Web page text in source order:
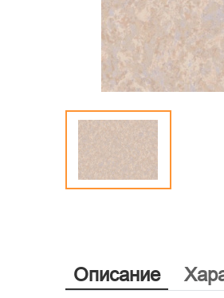
Описание